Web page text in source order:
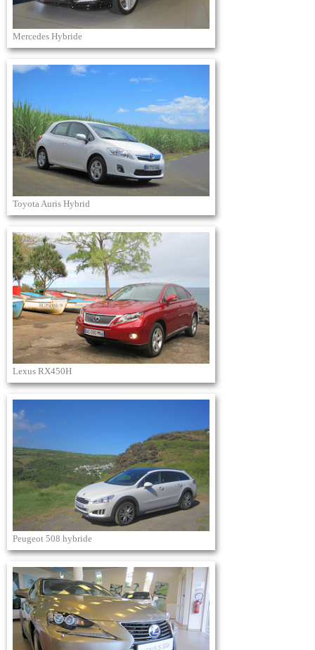
Mercedes Hybride
Toyota Auris Hybrid
Lexus RX450H
Peugeot 508 hybride